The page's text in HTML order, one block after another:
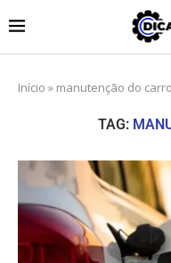
Início » manutenção do carro
TAG: